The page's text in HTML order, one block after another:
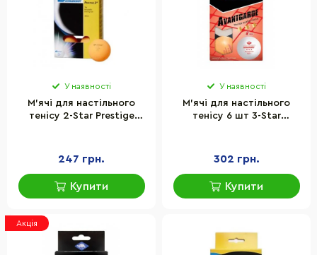
У наявності
М'ячі для настільного
тенісу 2-Star Prestige
247 грн.
Купити
У наявності
М'ячі для настільного
тенісу 6 шт 3-Star
302 грн.
Купити
Акція